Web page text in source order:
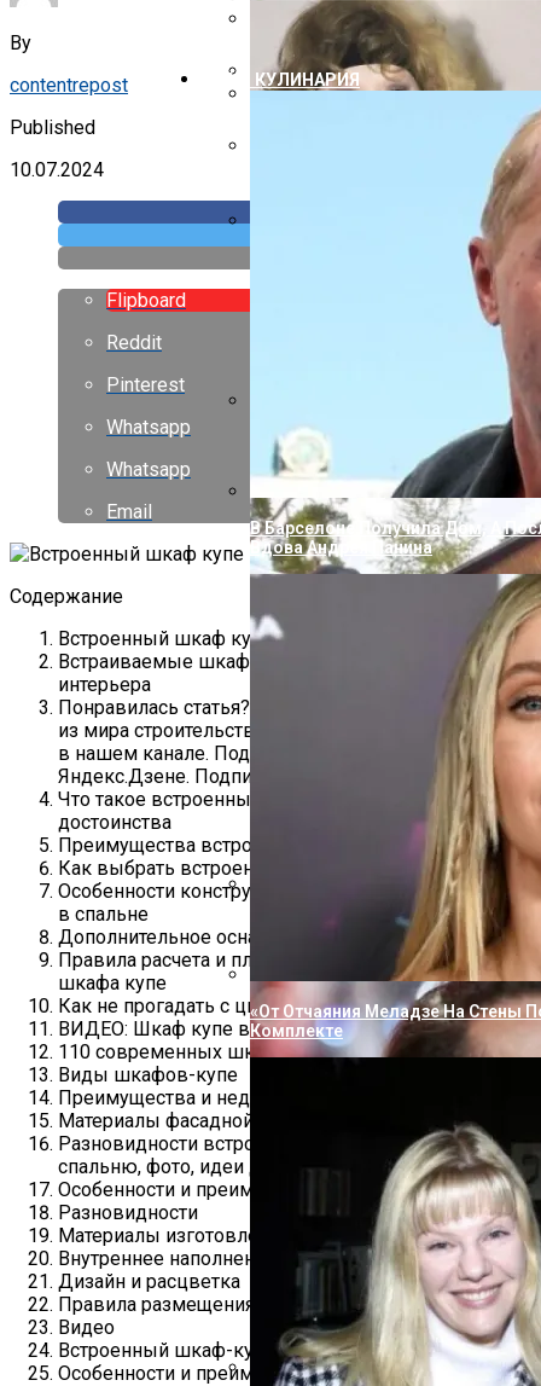
Дизайн Лестничных Пролетов В
Дизайн Маленьких Дач
Отделка Трубы На Крыше Из
Двускатная Крыша Дома Своими
Надворные Постройки Под
Как Правильно Крыть Крышу
С Годами Стали Еще Лучше, Чем
Расцвели
«Не Влюбиться Было
Романе С Порошиной
ЕДА И КУЛИНАРИЯ
В Барселоне Получила Дом, А
Вдова Андрея Панина
«От Отчаяния Меладзе На Стены
Комплекте
By
contentrepost
Published
10.07.2024
Flipboard
Reddit
Pinterest
Whatsapp
Whatsapp
Email
Содержание
Встроенный шкаф купе в спальню дизайн
Встраиваемые шкафы купе в спальню — идеи для
интерьера
Понравилась статья? Следите за новыми идеями
из мира строительства, дизайна, полезных советов
в нашем канале. Подписывайтесь на нас в
Яндекс.Дзене. Подписаться.
Что такое встроенный шкаф-купе и какие у него
достоинства
Преимущества встроенного шкафа-купе
Как выбрать встроенный шкаф-купе
Особенности конструкции встроенного шкафа-купе
в спальне
Дополнительное оснащение шкафа-купе в спальне
Правила расчета и планирования встроенного
шкафа купе
Как не прогадать с цветом шкафа-купе
ВИДЕО: Шкаф купе в спальне – 150 вариантов.
110 современных шкафов-купе для спальни
Виды шкафов-купе
Преимущества и недостатки
Материалы фасадной части
Разновидности встроенных шкафов-купе в
спальню, фото, идеи дизайна
Особенности и преимущества конструкции
Разновидности
Материалы изготовления
Внутреннее наполнение
Дизайн и расцветка
Правила размещения
Видео
Встроенный шкаф-купе в спальне
Особенности и преимущества